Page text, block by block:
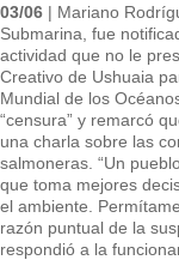
03/06 | Mariano
Submarina, fue
actividad que no le
Creativo de Ushuaia
Mundial de los
“censura” y remarcó
una charla sobre las
salmoneras. “Un
que toma mejores
el ambiente.
razón puntual de la
respondió a la